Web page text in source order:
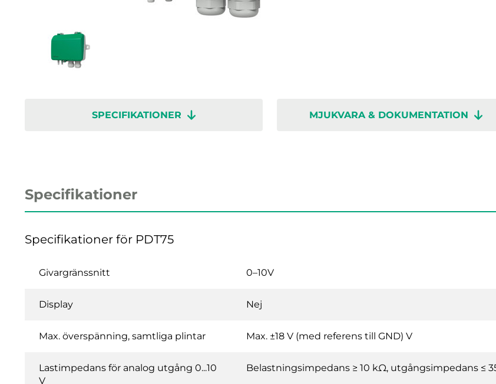
SPECIFIKATIONER MJUKVARA & DOKUMENTATION
Specifikationer
Specifikationer för PDT75
Givargränssnitt 0–10V
Display Nej
Max. överspänning, samtliga plintar Max. ±18 V (med referens till GND) V
Lastimpedans för analog utgång 0...10
V
Belastningsimpedans ≥ 10 kΩ, utgångsimpedans ≤